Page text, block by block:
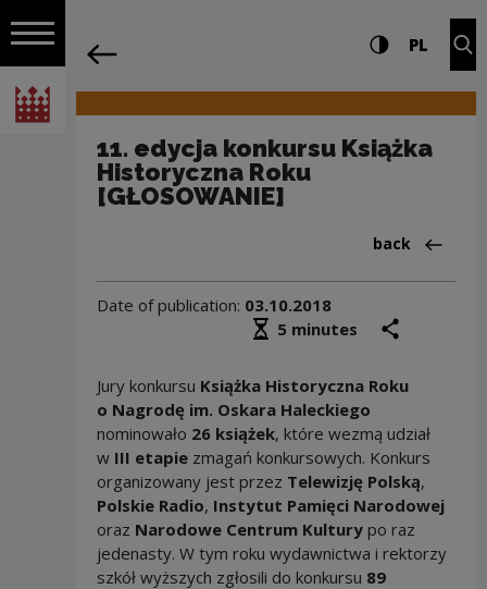
Open navigation
National Centre for Culture Poland
Navigation Settings and search
High contrast
PL
11. edycja konkursu Książka
Historyczna Roku
[GŁOSOWANIE]
Back
back
Date of publication: 03.10.2018
Średni czas czytania
5 minutes
Jury konkursu Książka Historyczna Roku
o Nagrodę im. Oskara Haleckiego
nominowało 26 książek, które wezmą udział
w III etapie zmagań konkursowych. Konkurs
organizowany jest przez Telewizję Polską,
Polskie Radio, Instytut Pamięci Narodowej
oraz Narodowe Centrum Kultury po raz
jedenasty. W tym roku wydawnictwa i rektorzy
szkół wyższych zgłosili do konkursu 89